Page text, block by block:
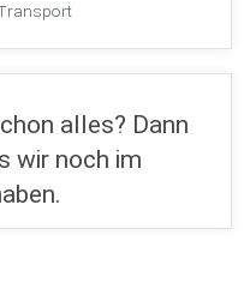
alles? Dann
wir noch im